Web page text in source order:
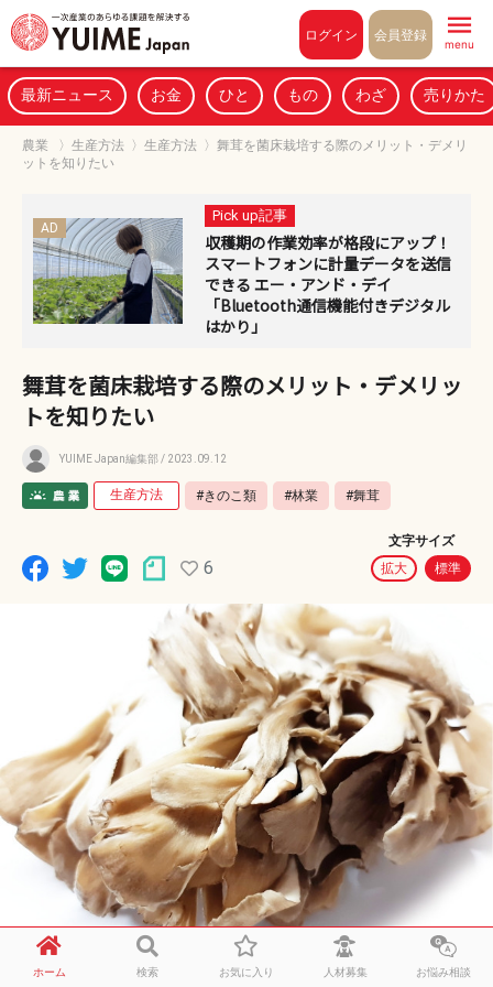
ログイン 会員登録
menu
最新ニュース お金 ひと もの わざ 売りかた
農業 〉 生産方法 〉 生産方法 〉 舞茸を菌床栽培する際のメリット・デメリ
ットを知りたい
AD
Pick up記事
収穫期の作業効率が格段にアップ！
スマートフォンに計量データを送信
できる エー・アンド・デイ
「Bluetooth通信機能付きデジタル
はかり」
舞茸を菌床栽培する際のメリット・デメリッ
トを知りたい
YUIME Japan編集部 / 2023.09.12
生産方法 #きのこ類 #林業 #舞茸
6
文字サイズ
拡大
標準
ホーム 検索 お気に入り 人材募集 お悩み相談